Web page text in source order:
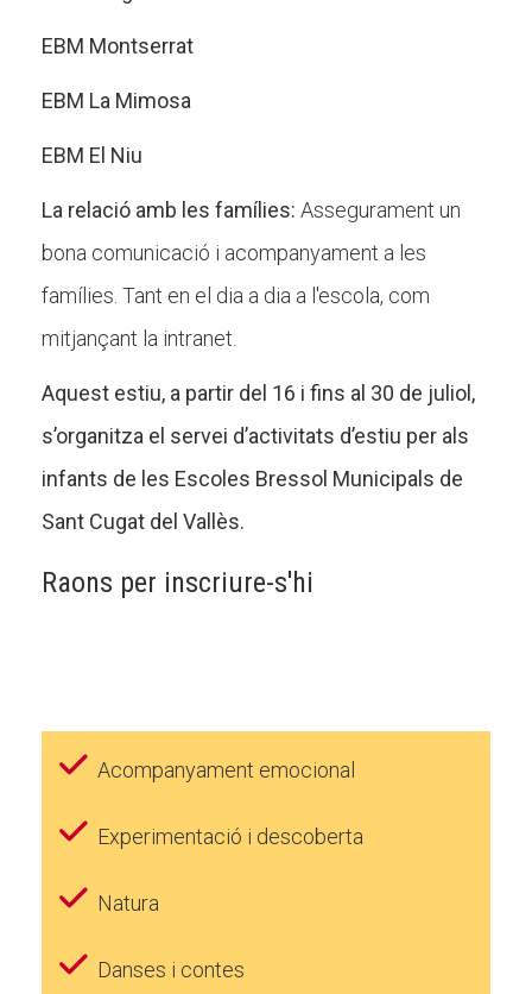
EBM Montserrat
EBM La Mimosa
EBM El Niu
La relació amb les famílies: Assegurament un
bona comunicació i acompanyament a les
famílies. Tant en el dia a dia a l'escola, com
mitjançant la intranet.
Aquest estiu, a partir del 16 i fins al 30 de juliol,
s’organitza el servei d’activitats d’estiu per als
infants de les Escoles Bressol Municipals de
Sant Cugat del Vallès.
Raons per inscriure-s'hi
Acompanyament emocional
Experimentació i descoberta
Natura
Danses i contes